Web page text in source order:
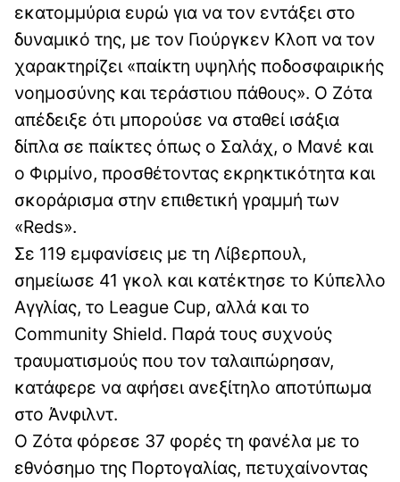
εκατομμύρια ευρώ για να τον εντάξει στο
δυναμικό της, με τον Γιούργκεν Κλοπ να τον
χαρακτηρίζει «παίκτη υψηλής ποδοσφαιρικής
νοημοσύνης και τεράστιου πάθους». Ο Ζότα
απέδειξε ότι μπορούσε να σταθεί ισάξια
δίπλα σε παίκτες όπως ο Σαλάχ, ο Μανέ και
ο Φιρμίνο, προσθέτοντας εκρηκτικότητα και
σκοράρισμα στην επιθετική γραμμή των
«Reds».
Σε 119 εμφανίσεις με τη Λίβερπουλ,
σημείωσε 41 γκολ και κατέκτησε το Κύπελλο
Αγγλίας, το League Cup, αλλά και το
Community Shield. Παρά τους συχνούς
τραυματισμούς που τον ταλαιπώρησαν,
κατάφερε να αφήσει ανεξίτηλο αποτύπωμα
στο Άνφιλντ.
Ο Ζότα φόρεσε 37 φορές τη φανέλα με το
εθνόσημο της Πορτογαλίας, πετυχαίνοντας